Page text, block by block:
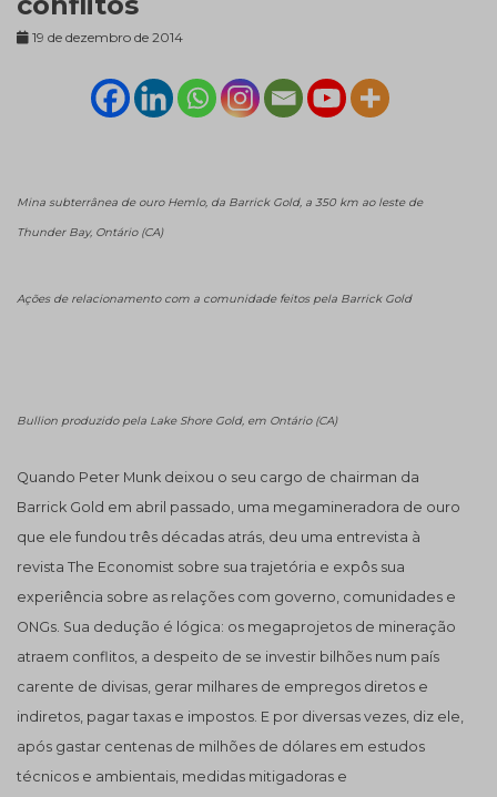
19 de dezembro de 2014
Mina subterrânea de ouro Hemlo, da Barrick Gold, a 350 km ao leste de
Thunder Bay, Ontário (CA)
Ações de relacionamento com a comunidade feitos pela Barrick Gold
Bullion produzido pela Lake Shore Gold, em Ontário (CA)
Quando Peter Munk deixou o seu cargo de chairman da
Barrick Gold em abril passado, uma megamineradora de ouro
que ele fundou três décadas atrás, deu uma entrevista à
revista The Economist sobre sua trajetória e expôs sua
experiência sobre as relações com governo, comunidades e
ONGs. Sua dedução é lógica: os megaprojetos de mineração
atraem conflitos, a despeito de se investir bilhões num país
carente de divisas, gerar milhares de empregos diretos e
indiretos, pagar taxas e impostos. E por diversas vezes, diz ele,
após gastar centenas de milhões de dólares em estudos
técnicos e ambientais, medidas mitigadoras e